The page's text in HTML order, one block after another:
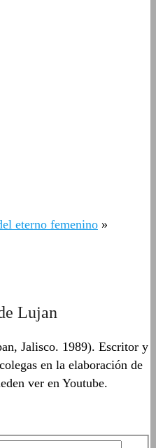
eterno femenino »
Lujan
Jalisco. 1989). Escritor y
en la elaboración de
ver en Youtube.